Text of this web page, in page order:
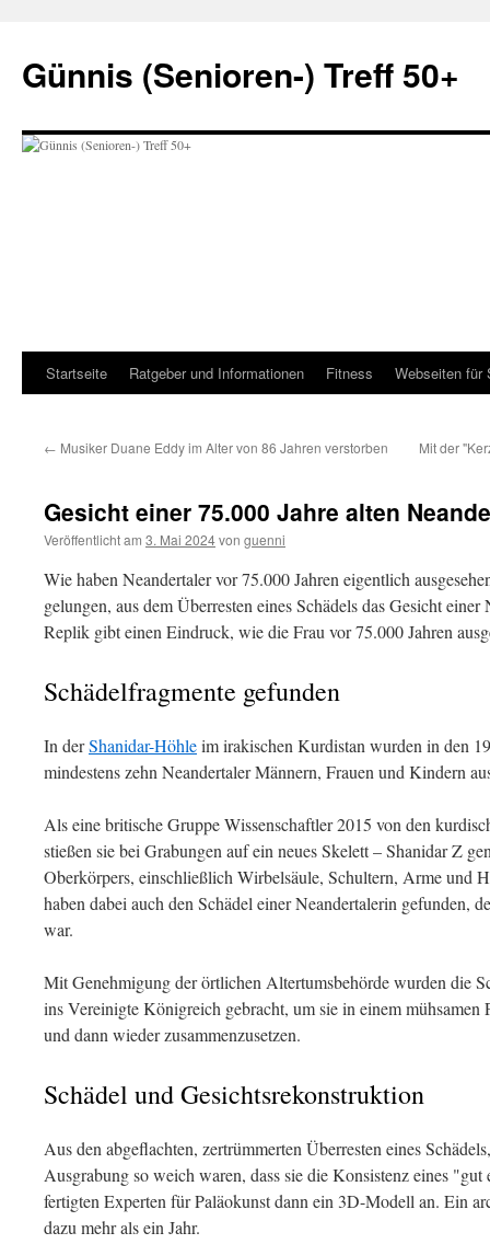
springen
Günnis (Senioren-) Treff 50+
Startseite Ratgeber und Informationen Fitness Webseiten für
← Musiker Duane Eddy im Alter von 86 Jahren verstorben Mit der
Gesicht einer 75.000 Jahre alten
Veröffentlicht am 3. Mai 2024von guenni
Wie haben Neandertaler vor 75.000 Jahren eigentlich
gelungen, aus dem Überresten eines Schädels das Gesicht
Replik gibt einen Eindruck, wie die Frau vor 75.000 Jahren
Schädelfragmente gefunden
In derShanidar-Höhleim irakischen Kurdistan wurden in den
mindestens zehn Neandertaler Männern, Frauen und Kindern
Als eine britische Gruppe Wissenschaftler 2015 von den
stießen sie bei Grabungen auf ein neues Skelett – Shanidar Z
Oberkörpers, einschließlich Wirbelsäule, Schultern, Arme und
haben dabei auch den Schädel einer Neandertalerin gefunden,
war.
Mit Genehmigung der örtlichen Altertumsbehörde wurden die
ins Vereinigte Königreich gebracht, um sie in einem mühsamen
und dann wieder zusammenzusetzen.
Schädel und Gesichtsrekonstruktion
Aus den abgeflachten, zertrümmerten Überresten eines
Ausgrabung so weich waren, dass sie die Konsistenz eines
fertigten Experten für Paläokunst dann ein 3D-Modell an. Ein
dazu mehr als ein Jahr.